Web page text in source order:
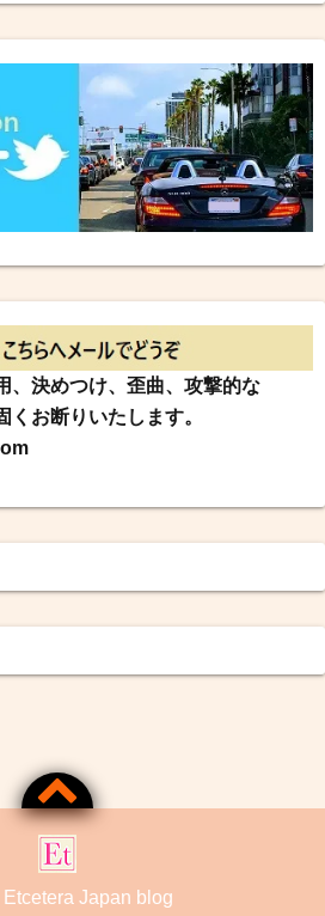
、決めつけ、歪曲、攻撃的な
お断りいたします。
Etcetera Japan blog